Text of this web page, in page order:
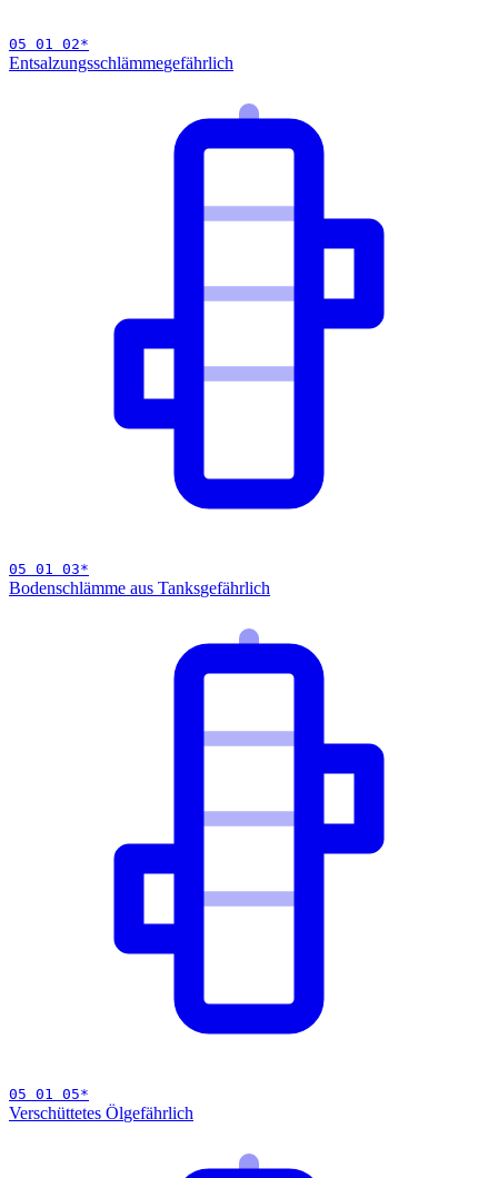
05 01 02*
Entsalzungsschlämmegefährlich
05 01 03*
Bodenschlämme aus Tanksgefährlich
05 01 05*
Verschüttetes Ölgefährlich